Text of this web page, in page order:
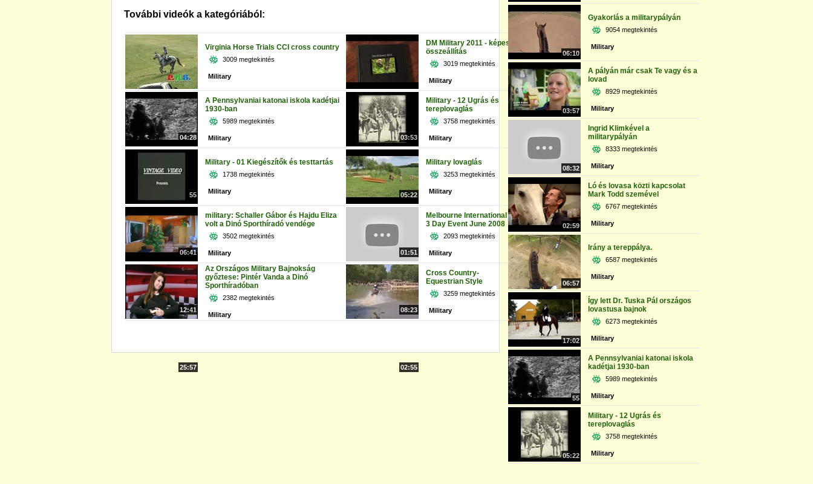
További videók a kategóriából:
04:28
Virginia Horse Trials CCI cross country
3009 megtekintés
Military
03:53
DM Military 2011 - képes
összeállítás
3019 megtekintés
Military
55
A Pennsylvaniai katonai iskola kadétjai
1930-ban
5989 megtekintés
Military
05:22
Military - 12 Ugrás és
tereplovaglás
3758 megtekintés
Military
06:41
Military - 01 Kiegészítők és testtartás
1738 megtekintés
Military
01:51
Military lovaglás
3253 megtekintés
Military
12:41
military: Schaller Gábor és Hajdu Eliza
volt a Dinó Sporthíradó vendége
3502 megtekintés
Military
08:23
Melbourne International
3 Day Event June 2008
2093 megtekintés
Military
25:57
Az Országos Military Bajnokság
győztese: Pintér Vanda a Dinó
Sporthíradóban
2382 megtekintés
Military
02:55
Cross Country-
Equestrian Style
3259 megtekintés
Military
06:10
Gyakorlás a militarypályán
9054 megtekintés
Military
03:57
A pályán már csak Te vagy és a
lovad
8929 megtekintés
Military
08:32
Ingrid Klimkével a
militarypályán
8333 megtekintés
Military
02:59
Ló és lovasa közti kapcsolat
Mark Todd szemével
6767 megtekintés
Military
06:57
Irány a tereppálya.
6587 megtekintés
Military
17:02
Így lett Dr. Tuska Pál országos
lovastusa bajnok
6273 megtekintés
Military
55
A Pennsylvaniai katonai iskola
kadétjai 1930-ban
5989 megtekintés
Military
05:22
Military - 12 Ugrás és
tereplovaglás
3758 megtekintés
Military